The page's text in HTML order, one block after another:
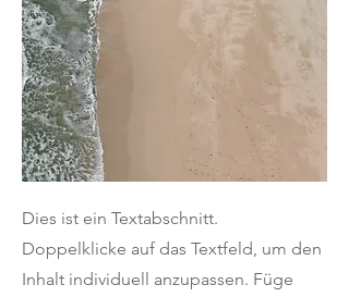
Dies ist ein Textabschnitt.
Doppelklicke auf das Textfeld, um den
Inhalt individuell anzupassen. Füge